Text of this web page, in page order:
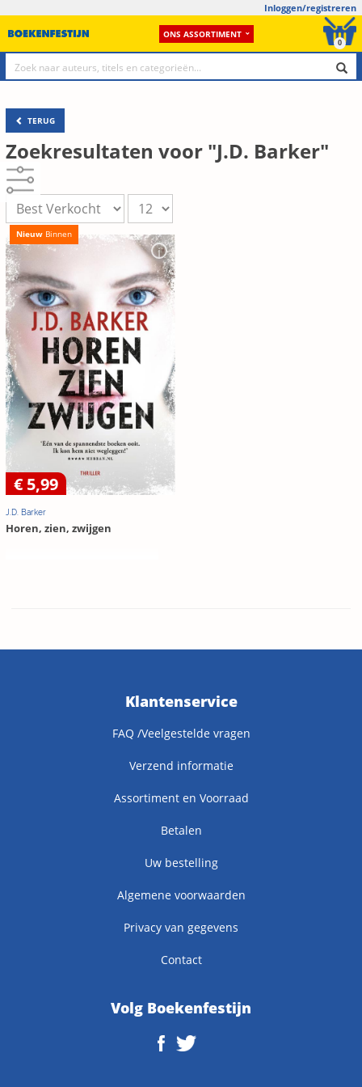
Inloggen/registreren
ONS ASSORTIMENT
0
TERUG
Zoekresultaten voor "J.D. Barker"
NieuwBinnen
€ 5,99
J.D. Barker
Horen, zien, zwijgen
Klantenservice
FAQ /Veelgestelde vragen
Verzend informatie
Assortiment en Voorraad
Betalen
Uw bestelling
Algemene voorwaarden
Privacy van gegevens
Contact
Volg Boekenfestijn